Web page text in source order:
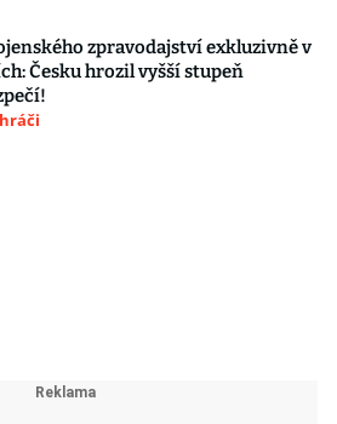
zpravodajství exkluzivně v
Česku hrozil vyšší stupeň